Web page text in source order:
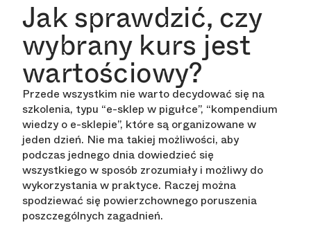
Jak sprawdzić, czy
wybrany kurs jest
wartościowy?
Przede wszystkim nie warto decydować się na
szkolenia, typu “e-sklep w pigułce”, “kompendium
wiedzy o e-sklepie”, które są organizowane w
jeden dzień. Nie ma takiej możliwości, aby
podczas jednego dnia dowiedzieć się
wszystkiego w sposób zrozumiały i możliwy do
wykorzystania w praktyce. Raczej można
spodziewać się powierzchownego poruszenia
poszczególnych zagadnień.